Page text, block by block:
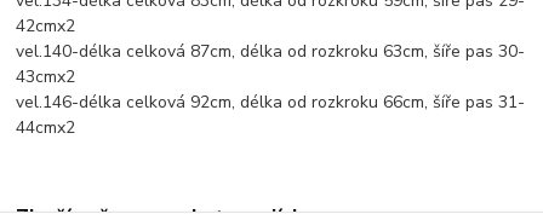
42cmx2
vel.140-délka celková 87cm, délka od rozkroku 63cm, šíře pas 30-
43cmx2
vel.146-délka celková 92cm, délka od rozkroku 66cm, šíře pas 31-
44cmx2